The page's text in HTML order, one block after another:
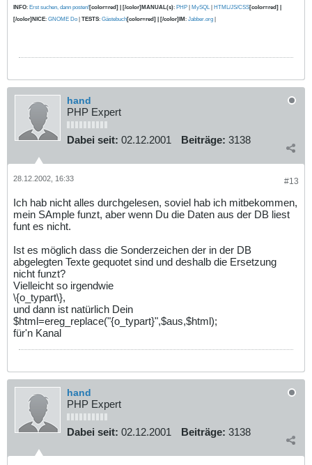
INFO: Erst suchen, dann posten![color=red] | [/color]MANUAL(s): PHP MySQL HTML/JS/CSS[color=red] |
[/color]NICE: GNOME Do TESTS: Gästebuch[color=red] | [/color]IM : Jabber.org
hand
PHP Expert
Dabei seit: 02.12.2001 Beiträge: 3138
#13
28.12.2002, 16:33
Ich hab nicht alles durchgelesen, soviel hab ich mitbekommen,
mein SAmple funzt, aber wenn Du die Daten aus der DB liest
funt es nicht.
Ist es möglich dass die Sonderzeichen der in der DB
abgelegten Texte gequotet sind und deshalb die Ersetzung
nicht funzt?
Vielleicht so irgendwie
\{o_typart\},
und dann ist natürlich Dein
$html=ereg_replace("{o_typart}",$aus,$html);
für'n Kanal
hand
PHP Expert
Dabei seit: 02.12.2001 Beiträge: 3138